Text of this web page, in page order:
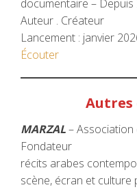
documentaire – Depuis
Auteur . Créateur
Lancement : janvier
Écouter
Autres
MARZAL–
Fondateur
récits arabes
scène, écran et culture